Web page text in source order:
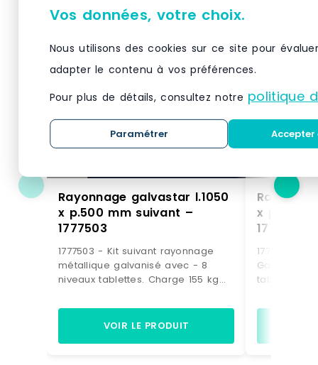
Rayonnage galvastar l.1050
x p.500 mm suivant –
1777503
1777503 - Kit suivant rayonnage
métallique galvanisé avec - 8
niveaux tablettes. Charge 155 kg
plastique de 28 litres bleus.
(dimensions H. 200 x L. 300 x P. 500
VOIR LE PRODUIT
x p.400
1777406
1777406 -
Galvabacs
tablettes
coloris Vert
Vos données, votre choix.
Nous utilisons des cookies sur ce site pour
adapter le contenu à vos préférences.
Pour plus de détails, consultez notre politique
Paramétrer